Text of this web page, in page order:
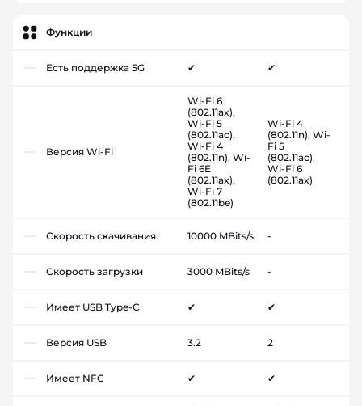
Функции
Есть поддержка 5G ✔ ✔
Версия Wi-Fi
Wi-Fi 6
(802.11ax),
Wi-Fi 5
(802.11ac),
Wi-Fi 4
(802.11n), Wi-
Fi 6E
(802.11ax),
Wi-Fi 7
(802.11be)
Wi-Fi 4
(802.11n), Wi-
Fi 5
(802.11ac),
Wi-Fi 6
(802.11ax)
Скорость скачивания 10000 MBits/s -
Скорость загрузки 3000 MBits/s -
Имеет USB Type-C ✔ ✔
Версия USB 3.2 2
Имеет NFC ✔ ✔